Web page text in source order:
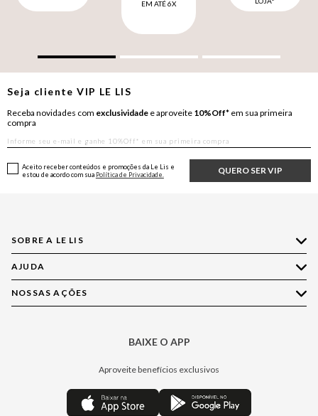
EM ATÉ 6X
Seja clienteVIP LE LIS
Receba novidades com exclusividade e aproveite 10%Off* em sua primeira
compra
QUERO SER VIP
Aceito receber conteúdos e promoções da Le Lis e
estou de acordo com sua Política de Privacidade.
SOBRE A LE LIS
Quem Somos
Nossas Lojas
Política de Privacidade
Central de Preferências
AJUDA
Compre pelo WhatsApp
Central de Relacionamento
Regulamentos
NOSSAS AÇÕES
BAIXE O APP
Aproveite benefícios exclusivos